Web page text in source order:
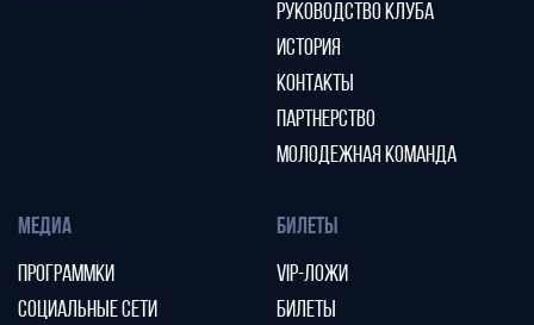
РУКОВОДСТВО КЛУБА
ИСТОРИЯ
КОНТАКТЫ
ПАРТНЕРСТВО
МОЛОДЕЖНАЯ КОМАНДА
МЕДИА
ПРОГРАММКИ
СОЦИАЛЬНЫЕ СЕТИ
БИЛЕТЫ
VIP-ЛОЖИ
БИЛЕТЫ